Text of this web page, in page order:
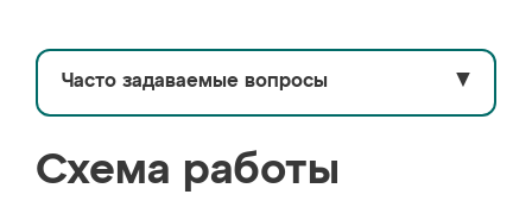
Часто задаваемые вопросы ▼
Схема работы